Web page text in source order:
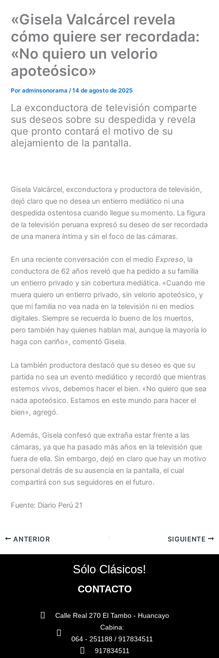
contenido
Menu
«Gisela Valcárcel revela
cómo quiere ser recordada:
«No quiero un velorio
apoteósico»
Poradminsonorama/14 de agosto de 2025
La exconductora de televisión comparte
sus deseos sobre su despedida y revela
que pronto contará el motivo de su
alejamiento de la pantalla.
Gisela Valcárcel, exconductora y productora de televisión,
dejó claro que no desea un entierro mediático ni una
despedida ostentosa cuando llegue su momento. La figura
de la televisión peruana expresó su deseo de ser recordada
de una manera íntima y sin el foco de las cámaras.
En una reciente conversación con el medioExpreso, la
conductora de 62 años reveló que ha pedido a su familia
un entierro privado y sin cobertura mediática. «Cuando me
muera quiero un entierro privado, sin velorio apoteósico, y
que mi familia no vea nada en la televisión ni en medios
digitales. Siempre se recuerda lo bueno de los muertos,
pero también hay quienes hablan mal, aunque la mayoría lo
haga con cariño», comentó Gisela.
La también productora destacó que su deseo es que su
partida no sea un evento mediático y recordó que mientras
estemos vivos, debemos hacer el bien. «No quiero que sea
nada apoteósico. Estamos en este mundo para hacer el
bien», agregó.
Además, Gisela confesó que extraña estar frente a las
cámaras, ya que ha pasado más años en la televisión que
fuera de ella. Sin embargo, dejó en claro que hay un motivo
personal detrás de su ausencia en la pantalla, el cual
compartirá con sus seguidores en el futuro.
Fuente: Diario Perú 21
ANTERIOR SIGUIENTE
Sólo Clásicos!
CONTACTO
Calle Real 270 El Tambo - Huancayo
Cabina:
064 - 251188 / 917834511
917834511